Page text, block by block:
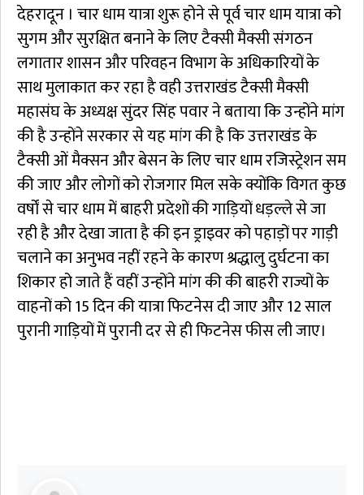
देहरादून । चार धाम यात्रा शुरू होने से पूर्व चार धाम यात्रा को
सुगम और सुरक्षित बनाने के लिए टैक्सी मैक्सी संगठन
लगातार शासन और परिवहन विभाग के अधिकारियों के
साथ मुलाकात कर रहा है वही उत्तराखंड टैक्सी मैक्सी
महासंघ के अध्यक्ष सुंदर सिंह पवार ने बताया कि उन्होंने मांग
की है उन्होंने सरकार से यह मांग की है कि उत्तराखंड के
टैक्सी ओं मैक्सन और बेसन के लिए चार धाम रजिस्ट्रेशन सम
की जाए और लोगों को रोजगार मिल सके क्योंकि विगत कुछ
वर्षों से चार धाम में बाहरी प्रदेशों की गाड़ियों धड़ल्ले से जा
रही है और देखा जाता है की इन ड्राइवर को पहाड़ों पर गाड़ी
चलाने का अनुभव नहीं रहने के कारण श्रद्धालु दुर्घटना का
शिकार हो जाते हैं वहीं उन्होंने मांग की की बाहरी राज्यों के
वाहनों को 15 दिन की यात्रा फिटनेस दी जाए और 12 साल
पुरानी गाड़ियों में पुरानी दर से ही फिटनेस फीस ली जाए।